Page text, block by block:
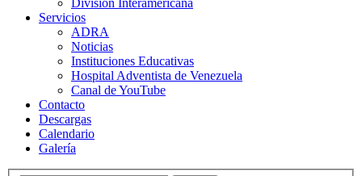
División Interamericana
Servicios
ADRA
Noticias
Instituciones Educativas
Hospital Adventista de Venezuela
Canal de YouTube
Contacto
Descargas
Calendario
Galería